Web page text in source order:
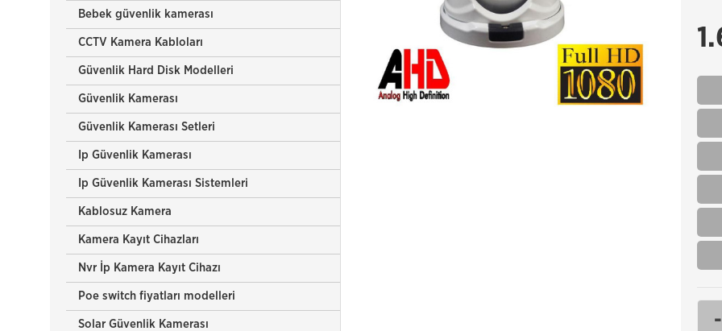
Bebek güvenlik kamerası
CCTV Kamera Kabloları
Güvenlik Hard Disk Modelleri
Güvenlik Kamerası
Güvenlik Kamerası Setleri
Ip Güvenlik Kamerası
Ip Güvenlik Kamerası Sistemleri
Kablosuz Kamera
Kamera Kayıt Cihazları
Nvr İp Kamera Kayıt Cihazı
Poe switch fiyatları modelleri
Solar Güvenlik Kamerası -